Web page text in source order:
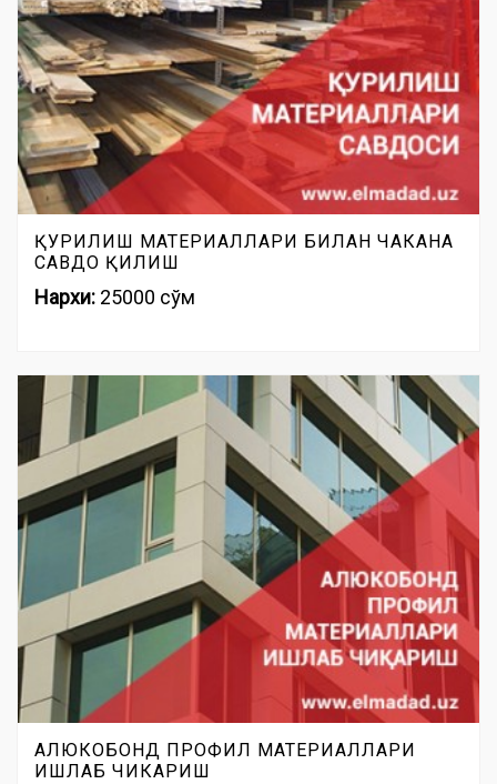
ҚУРИЛИШ МАТЕРИАЛЛАРИ БИЛАН ЧАКАНА
САВДО ҚИЛИШ
Нархи: 25000 сўм
АЛЮКОБОНД ПРОФИЛ МАТЕРИАЛЛАРИ
ИШЛАБ ЧИКАРИШ